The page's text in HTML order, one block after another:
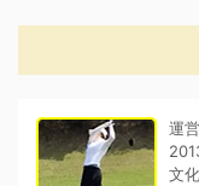
運
文